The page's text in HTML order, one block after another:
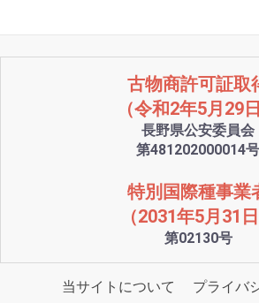
古物商許可証取
（令和2年5月29日
長野県公安委員会
第481202000014号
特別国際種事業
（2031年5月31日
第02130号
当サイトについて
プライバ